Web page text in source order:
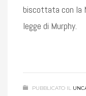
biscottata con la
legge di Murphy.
PUBBLICATO IL